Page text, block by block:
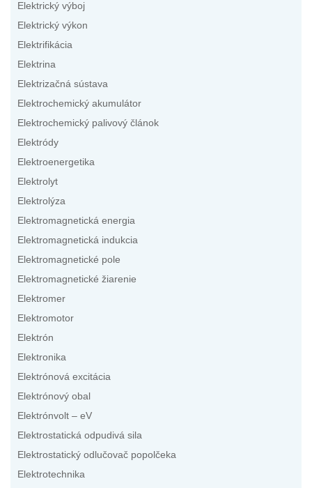
Elektrický výboj
Elektrický výkon
Elektrifikácia
Elektrina
Elektrizačná sústava
Elektrochemický akumulátor
Elektrochemický palivový článok
Elektródy
Elektroenergetika
Elektrolyt
Elektrolýza
Elektromagnetická energia
Elektromagnetická indukcia
Elektromagnetické pole
Elektromagnetické žiarenie
Elektromer
Elektromotor
Elektrón
Elektronika
Elektrónová excitácia
Elektrónový obal
Elektrónvolt – eV
Elektrostatická odpudivá sila
Elektrostatický odlučovač popolčeka
Elektrotechnika